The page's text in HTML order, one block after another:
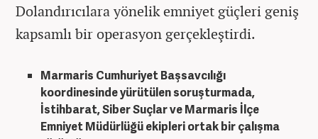
Dolandırıcılara yönelik emniyet güçleri geniş
kapsamlı bir operasyon gerçekleştirdi.
Marmaris Cumhuriyet Başsavcılığı
koordinesinde yürütülen soruşturmada,
İstihbarat, Siber Suçlar ve Marmaris İlçe
Emniyet Müdürlüğü ekipleri ortak bir çalışma